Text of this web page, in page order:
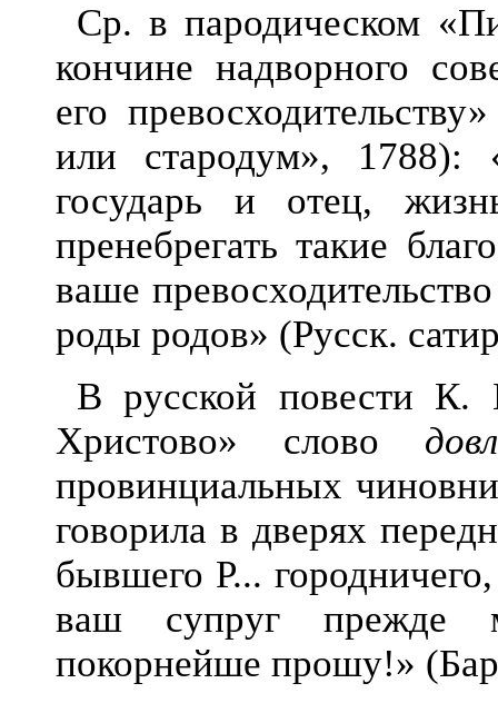
Ср. в пародическом
кончине надворного
его
или стародум», 1788):
государь и отец,
пренебрегать такие
ваше
роды родов» (Русск.
В русской повести К.
Христово» слово
провинциальных
говорила в дверях
бывшего Р...
ваш супруг прежде
покорнейше прошу!»